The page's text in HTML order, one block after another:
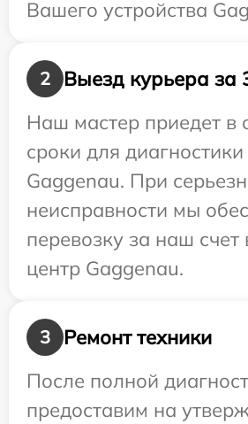
Вашего устройства
2
Выезд курьера за
Наш мастер приедет в
сроки для
Gaggenau. При
неисправности мы
перевозку за наш счет
центр Gaggenau.
3
Ремонт техники
После полной
предоставим на